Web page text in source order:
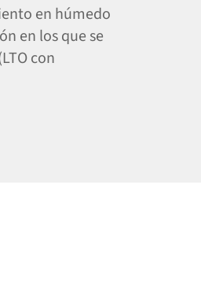
en húmedo
en los que se
con